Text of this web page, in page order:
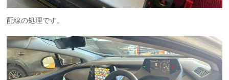
配線の処理です。